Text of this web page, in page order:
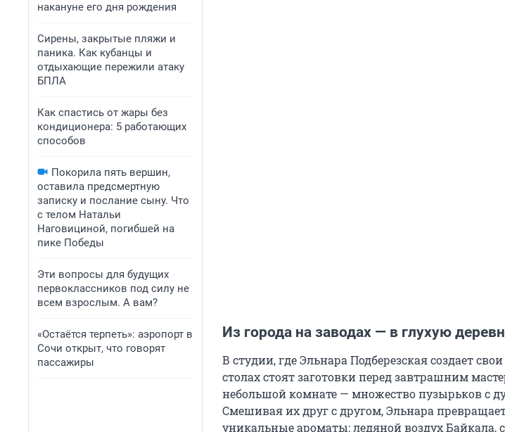
накануне его дня рождения
Сирены, закрытые пляжи и
паника. Как кубанцы и
отдыхающие пережили атаку
БПЛА
Как спастись от жары без
кондиционера: 5 работающих
способов
Покорила пять вершин,
оставила предсмертную
записку и послание сыну. Что
с телом Натальи
Наговициной, погибшей на
пике Победы
Эти вопросы для будущих
первоклассников под силу не
всем взрослым. А вам?
«Остаётся терпеть»: аэропорт в
Сочи открыт, что говорят
пассажиры
Из города на заводах — в глухую
В студии, где Эльнара Подберезская создает
столах стоят заготовки перед завтрашним
небольшой комнате — множество пузырьков с
Смешивая их друг с другом, Эльнара
уникальные ароматы: ледяной воздух Байкала,